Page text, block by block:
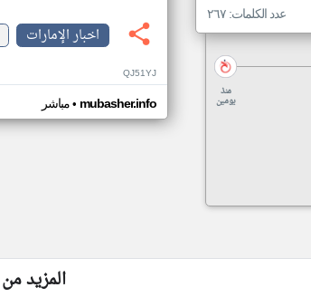
عدد الكلمات: ٢٦٧
منذ
يومين
اخبار الإمارات
QJ51YJ
مباشر• mubasher.info
المزيد